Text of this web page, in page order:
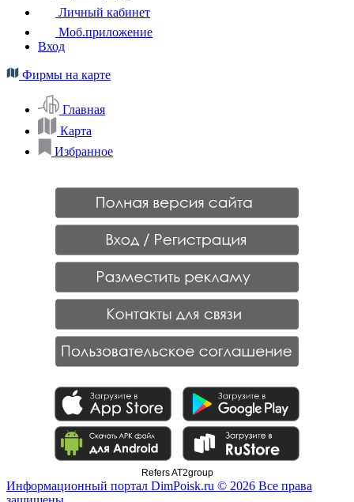
Личный кабинет
Моб.приложение
Вход
Фирмы на карте
Главная
Карта
Избранное
Refers AT2group
Информационный портал DimPoisk.ru © 2026 Все права